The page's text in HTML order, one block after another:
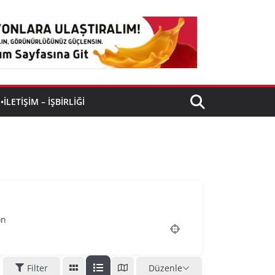
•İLETIŞIM – İŞBIRLIĞI
Filter Düzenle